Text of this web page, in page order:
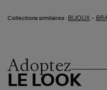
Collections similaires : BIJOUX -
Adoptez
LE LOOK